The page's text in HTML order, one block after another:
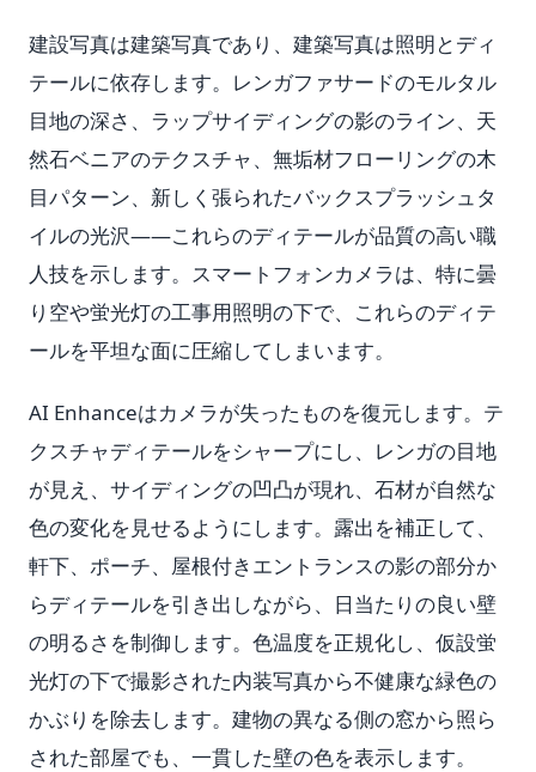
建設写真は建築写真であり、建築写真は照明とディ
テールに依存します。レンガファサードのモルタル
目地の深さ、ラップサイディングの影のライン、天
然石ベニアのテクスチャ、無垢材フローリングの木
目パターン、新しく張られたバックスプラッシュタ
イルの光沢——これらのディテールが品質の高い職
人技を示します。スマートフォンカメラは、特に曇
り空や蛍光灯の工事用照明の下で、これらのディテ
ールを平坦な面に圧縮してしまいます。
AI Enhanceはカメラが失ったものを復元します。テ
クスチャディテールをシャープにし、レンガの目地
が見え、サイディングの凹凸が現れ、石材が自然な
色の変化を見せるようにします。露出を補正して、
軒下、ポーチ、屋根付きエントランスの影の部分か
らディテールを引き出しながら、日当たりの良い壁
の明るさを制御します。色温度を正規化し、仮設蛍
光灯の下で撮影された内装写真から不健康な緑色の
かぶりを除去します。建物の異なる側の窓から照ら
された部屋でも、一貫した壁の色を表示します。